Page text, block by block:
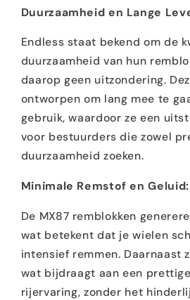
Duurzaamheid en Lange
Endless staat bekend om de
duurzaamheid van hun
daarop geen uitzondering.
ontworpen om lang mee te
gebruik, waardoor ze een
voor bestuurders die zowel
duurzaamheid zoeken.
Minimale Remstof en Geluid:
De MX87 remblokken
wat betekent dat je wielen
intensief remmen. Daarnaast
wat bijdraagt aan een
rijervaring, zonder het